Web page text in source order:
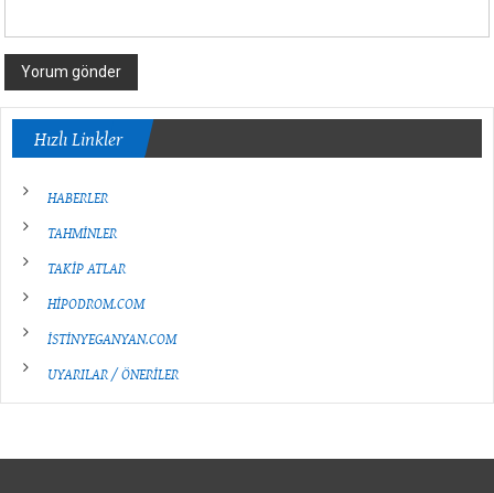
Hızlı Linkler
HABERLER
TAHMİNLER
TAKİP ATLAR
HİPODROM.COM
İSTİNYEGANYAN.COM
UYARILAR / ÖNERİLER